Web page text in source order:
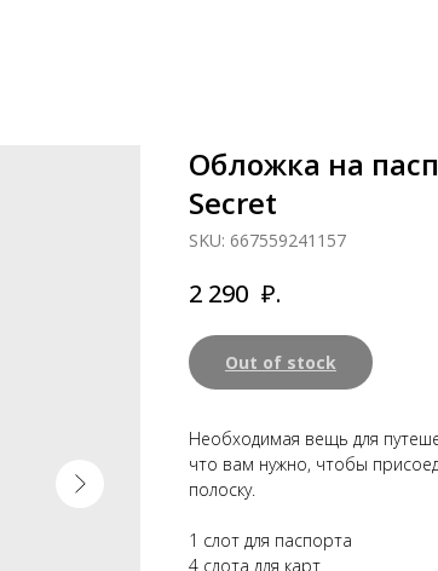
Обложка на
Secret
SKU: 667559241157
2 290 ₽.
Out of stock
Необходимая вещь для
что вам нужно, чтобы
полоску.
1 слот для паспорта
4 слота для карт